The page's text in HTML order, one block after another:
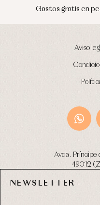
Aviso
Avda. Príncipe
49012
Tel: 980 049
NEWSLETTER